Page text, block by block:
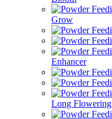
Grow
Enhancer
Long Flowering